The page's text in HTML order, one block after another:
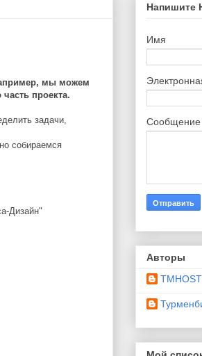
мы можем
проекта.
задачи,
собираемся
Дизайн"
Напишите
Имя
Сообщение
Авторы